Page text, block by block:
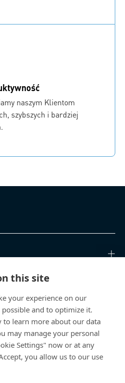
this site
your experience on our
possible and to optimize it.
to learn more about our data
may manage your personal
Settings" now or at any
you allow us to our use
naszym Klientom
szybszych i bardziej